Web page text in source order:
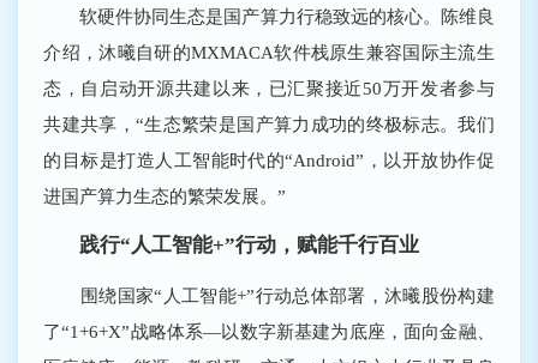
软硬件协同生态是国产算力行稳致远的核心。陈维良
介绍，沐曦自研的MXMACA软件栈原生兼容国际主流生
态，自启动开源共建以来，已汇聚接近50万开发者参与
共建共享，“生态繁荣是国产算力成功的终极标志。我们
的目标是打造人工智能时代的“Android”，以开放协作促
进国产算力生态的繁荣发展。”
践行“人工智能+”行动，赋能千行百业
围绕国家“人工智能+”行动总体部署，沐曦股份构建
了“1+6+X”战略体系―以数字新基建为底座，面向金融、